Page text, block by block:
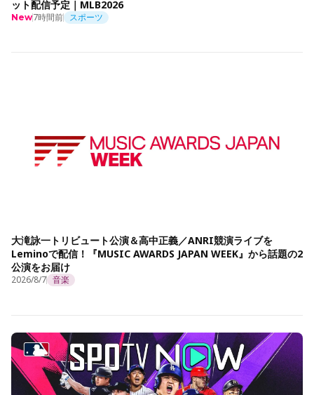
ット配信予定｜MLB2026
New7時間前 スポーツ
大滝詠一トリビュート公演＆高中正義／ANRI競演ライブを
Leminoで配信！『MUSIC AWARDS JAPAN WEEK』から話題の2
公演をお届け
2026/8/7 音楽